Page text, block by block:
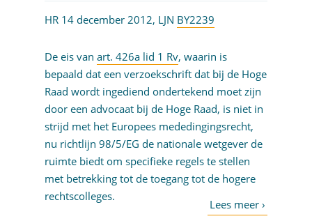
HR 14 december 2012, LJN BY2239
De eis van art. 426a lid 1 Rv, waarin is
bepaald dat een verzoekschrift dat bij de Hoge
Raad wordt ingediend ondertekend moet zijn
door een advocaat bij de Hoge Raad, is niet in
strijd met het Europees mededingingsrecht,
nu richtlijn 98/5/EG de nationale wetgever de
ruimte biedt om specifieke regels te stellen
met betrekking tot de toegang tot de hogere
rechtscolleges.